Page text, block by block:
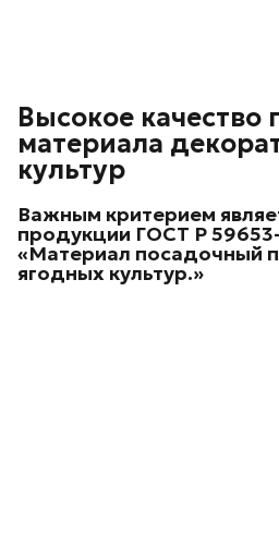
Высокое качество
материала
культур
Важным критерием
продукции ГОСТ Р
«Материал посадочный
ягодных культур.»